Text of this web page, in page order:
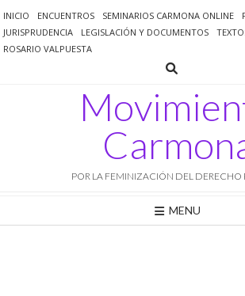
al
contenido
INICIO ENCUENTROS SEMINARIOS CARMONA ONLINE
JURISPRUDENCIA
LEGISLACIÓN Y DOCUMENTOS
ROSARIO VALPUESTA
POR LA FEMINIZACIÓN DEL DERECHO
MENU